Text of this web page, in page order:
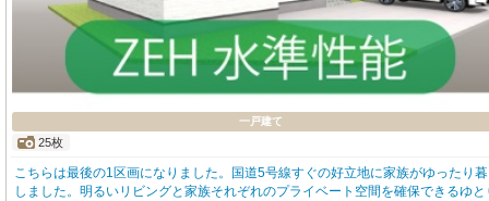
一戸建て
25枚
こちらは最後の1区画になりました。国道5号線すぐの好立地に家族がゆったり
しました。明るいリビングと家族それぞれのプライベート空間を確保できるゆ